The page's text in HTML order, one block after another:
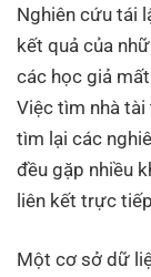
Nghiên cứu tái
kết quả của
các học giả
Việc tìm nhà tài
tìm lại các
đều gặp nhiều
liên kết trực
Một cơ sở dữ